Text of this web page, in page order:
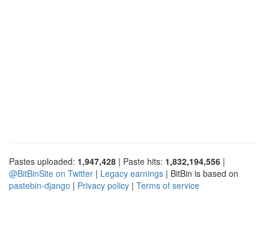
Pastes uploaded: 1,947,428 | Paste hits: 1,832,194,556 |
@BitBinSite on Twitter | Legacy earnings | BitBin is based on
pastebin-django | Privacy policy | Terms of service